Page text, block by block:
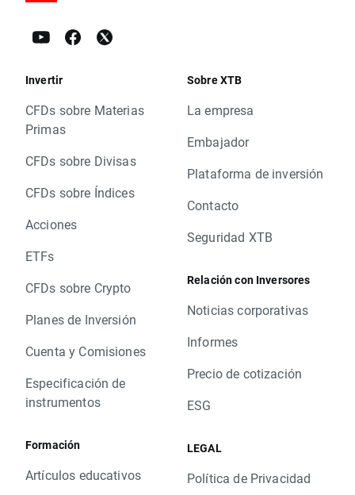
Invertir
CFDs sobre Materias
Primas
CFDs sobre Divisas
CFDs sobre Índices
Acciones
ETFs
CFDs sobre Crypto
Planes de Inversión
Cuenta y Comisiones
Especificación de
instrumentos
Formación
Artículos educativos
Sobre XTB
La empresa
Embajador
Plataforma de inversión
Contacto
Seguridad XTB
Relación con Inversores
Noticias corporativas
Informes
Precio de cotización
ESG
LEGAL
Política de Privacidad